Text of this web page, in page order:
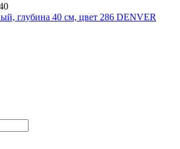
глубина 40 см, цвет 286 DENVER